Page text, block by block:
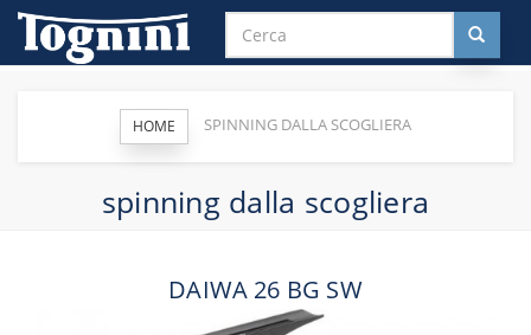
HOME SPINNING DALLA SCOGLIERA
spinning dalla scogliera
DAIWA 26 BG SW